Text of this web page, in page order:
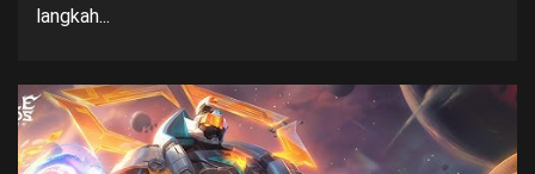
langkah...